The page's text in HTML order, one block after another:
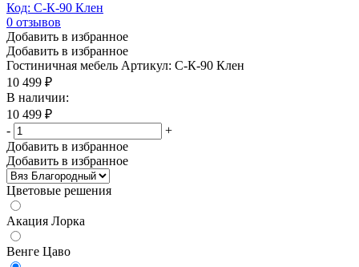
Код: С-К-90 Клен
0 отзывов
Добавить в избранное
Добавить в избранное
Гостиничная мебель Артикул: С-К-90 Клен
10 499 ₽
В наличии:
10 499 ₽
-
+
Добавить в избранное
Добавить в избранное
Цветовые решения
Акация Лорка
Венге Цаво